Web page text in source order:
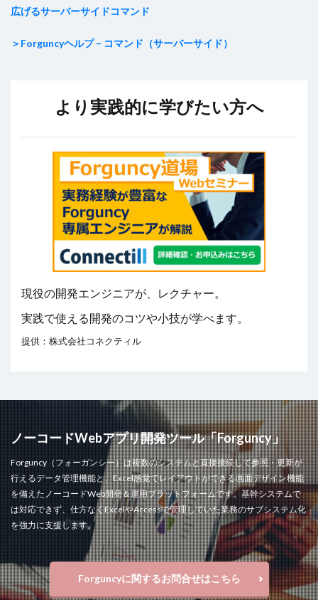
広げるサーバーサイドコマンド
＞Forguncyヘルプ – コマンド（サーバーサイド）
より実践的に学びたい方へ
現役の開発エンジニアが、レクチャー。
実践で使える開発のコツや小技が学べます。
提供：株式会社コネクティル
ノーコードWebアプリ開発ツール「Forguncy」
Forguncy（フォーガンシー）は複数のシステムと直接接続して参照・更新が
行えるデータ管理機能と、Excel感覚でレイアウトができる画面デザイン機能
を備えたノーコードWeb開発＆運用プラットフォームです。基幹システムで
は対応できず、仕方なくExcelやAccessで管理していた業務のサブシステム化
を強力に支援します。
Forguncyに関するお問合せはこちら